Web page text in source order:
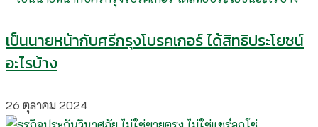
เป็นนายหน้ากับศรีกรุงโบรคเกอร์ ได้สิทธิประโยชน์
อะไรบ้าง
26 ตุลาคม 2024